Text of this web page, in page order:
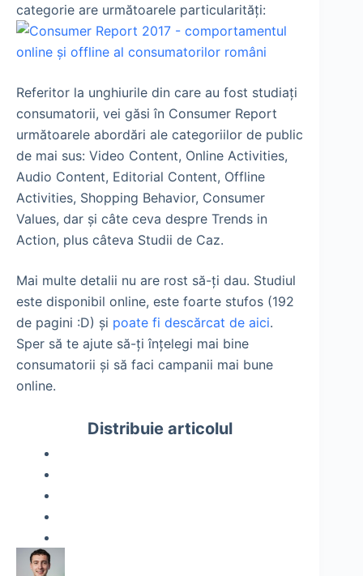
categorie are următoarele particularități:
Referitor la unghiurile din care au fost studiați
consumatorii, vei găsi în Consumer Report
următoarele abordări ale categoriilor de public
de mai sus: Video Content, Online Activities,
Audio Content, Editorial Content, Offline
Activities, Shopping Behavior, Consumer
Values, dar și câte ceva despre Trends in
Action, plus câteva Studii de Caz.
Mai multe detalii nu are rost să-ți dau. Studiul
este disponibil online, este foarte stufos (192
de pagini :D) și poate fi descărcat de aici.
Sper să te ajute să-ți înțelegi mai bine
consumatorii și să faci campanii mai bune
online.
Distribuie articolul